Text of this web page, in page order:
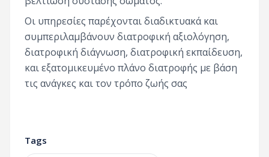
Οι υπηρεσίες παρέχονται διαδικτυακά και
συμπεριλαμβάνουν διατροφική αξιολόγηση,
διατροφική διάγνωση, διατροφική εκπαίδευση,
και εξατομικευμένο πλάνο διατροφής με βάση
τις ανάγκες και τον τρόπο ζωής σας
Tags